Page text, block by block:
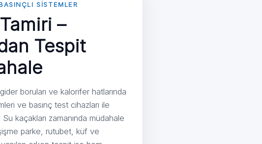
SISTEMLER
–
Tespit
boruları ve kalorifer hatlarında
ve basınç test cihazları ile
kaçakları zamanında müdahale
parke, rutubet, küf ve